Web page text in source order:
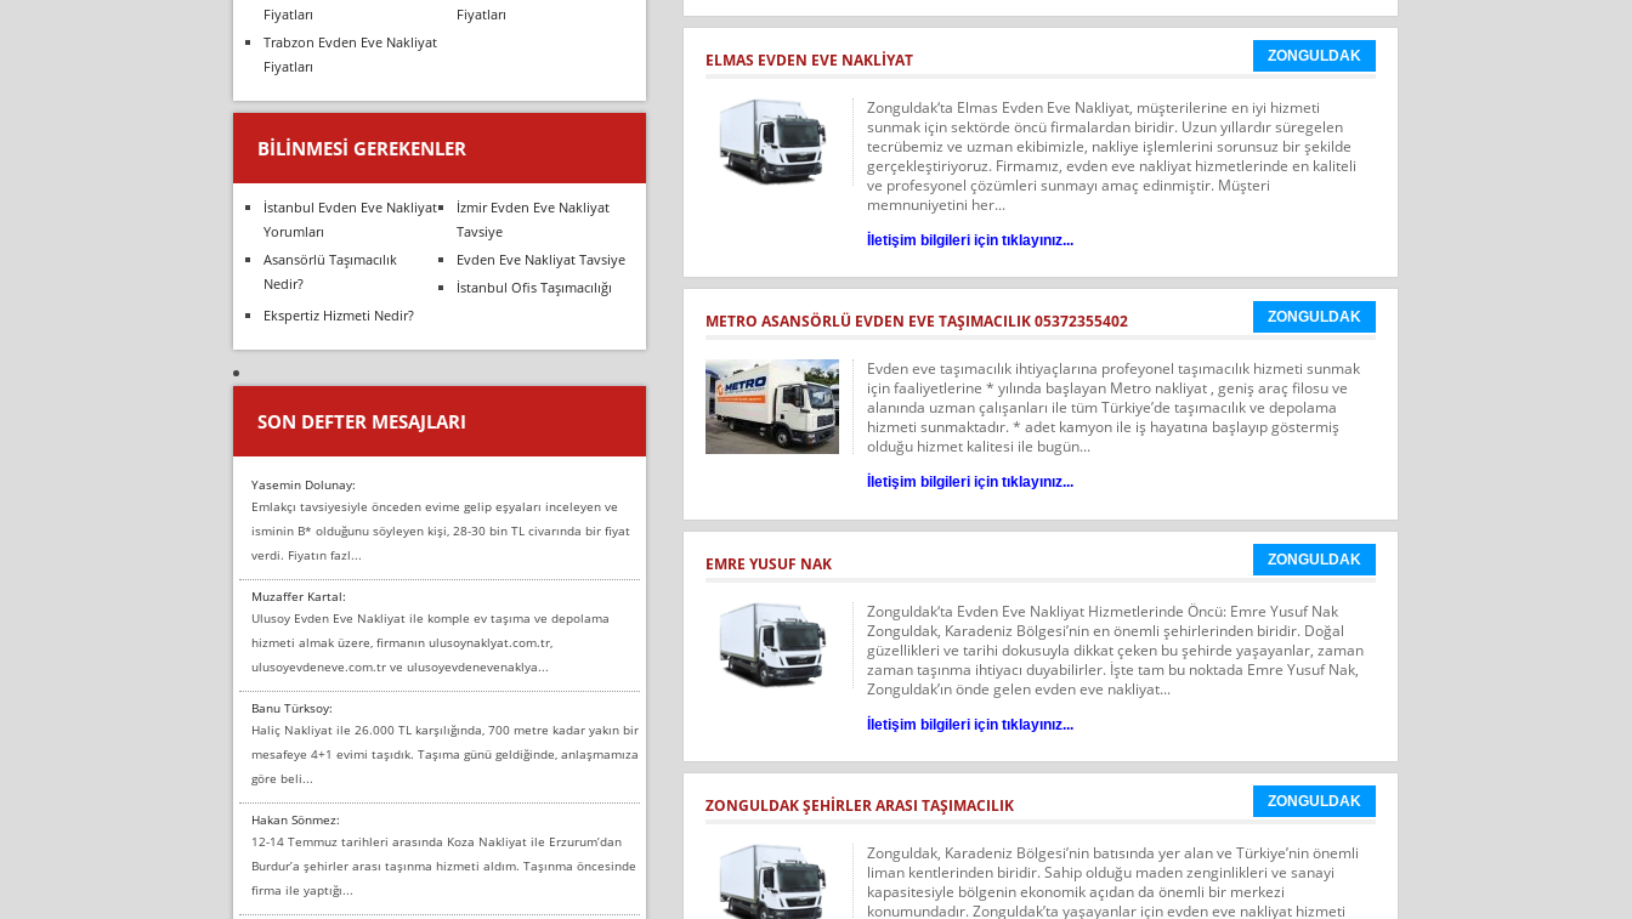
ELMAS EVDEN EVE NAKLIYAT ZONGULDAK
Zonguldak‘ta Elmas Evden Eve Nakliyat, müşterilerine en iyi hizmeti
sunmak için sektörde öncü firmalardan biridir. Uzun yıllardır süregelen
tecrübemiz ve uzman ekibimizle, nakliye işlemlerini sorunsuz bir şekilde
gerçekleştiriyoruz. Firmamız, evden eve nakliyat hizmetlerinde en kaliteli
ve profesyonel çözümleri sunmayı amaç edinmiştir. Müşteri
memnuniyetini her...
İletişim bilgileri için tıklayınız...
METRO ASANSÖRLÜ EVDEN EVE TAŞIMACILIK 05372355402 ZONGULDAK
Evden eve taşımacılık ihtiyaçlarına profeyonel taşımacılık hizmeti sunmak
için faaliyetlerine * yılında başlayan Metro nakliyat , geniş araç filosu ve
alanında uzman çalışanları ile tüm Türkiye’de taşımacılık ve depolama
hizmeti sunmaktadır. * adet kamyon ile iş hayatına başlayıp göstermiş
olduğu hizmet kalitesi ile bugün...
İletişim bilgileri için tıklayınız...
EMRE YUSUF NAK ZONGULDAK
Zonguldak‘ta Evden Eve Nakliyat Hizmetlerinde Öncü: Emre Yusuf Nak
Zonguldak, Karadeniz Bölgesi’nin en önemli şehirlerinden biridir. Doğal
güzellikleri ve tarihi dokusuyla dikkat çeken bu şehirde yaşayanlar, zaman
zaman taşınma ihtiyacı duyabilirler. İşte tam bu noktada Emre Yusuf Nak,
Zonguldak’ın önde gelen evden eve nakliyat...
İletişim bilgileri için tıklayınız...
ZONGULDAK ŞEHİRLER ARASI TAŞIMACILIK ZONGULDAK
Zonguldak, Karadeniz Bölgesi’nin batısında yer alan ve Türkiye’nin önemli
liman kentlerinden biridir. Sahip olduğu maden zenginlikleri ve sanayi
kapasitesiyle bölgenin ekonomik açıdan da önemli bir merkezi
konumundadır. Zonguldak’ta yaşayanlar için evden eve nakliyat hizmeti
Fiyatları
Fiyatları
Trabzon Evden Eve Nakliyat
Fiyatları
BILINMESI GEREKENLER
İstanbul Evden Eve Nakliyat
Yorumları
İzmir Evden Eve Nakliyat
Tavsiye
Asansörlü Taşımacılık
Nedir?
Evden Eve Nakliyat Tavsiye
İstanbul Ofis Taşımacılığı
Ekspertiz Hizmeti Nedir?
SON DEFTER MESAJLARI
Yasemin Dolunay:
Emlakçı tavsiyesiyle önceden evime gelip eşyaları inceleyen ve
isminin B* olduğunu söyleyen kişi, 28-30 bin TL civarında bir fiyat
verdi. Fiyatın fazl...
Muzaffer Kartal:
Ulusoy Evden Eve Nakliyat ile komple ev taşıma ve depolama
hizmeti almak üzere, firmanın ulusoynaklyat.com.tr,
ulusoyevdeneve.com.tr ve ulusoyevdenevenaklya...
Banu Türksoy:
Haliç Nakliyat ile 26.000 TL karşılığında, 700 metre kadar yakın bir
mesafeye 4+1 evimi taşıdık. Taşıma günü geldiğinde, anlaşmamıza
göre beli...
Hakan Sönmez:
12-14 Temmuz tarihleri arasında Koza Nakliyat ile Erzurum’dan
Burdur’a şehirler arası taşınma hizmeti aldım. Taşınma öncesinde
firma ile yaptığı...